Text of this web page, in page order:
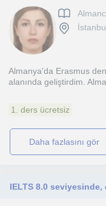
Almanya'da Erasmus
alanında geliştirdim.
1. ders ücretsiz
daha fazlasını gör